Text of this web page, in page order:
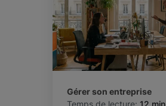
Gérer son entreprise
Temps de lecture: 12 min